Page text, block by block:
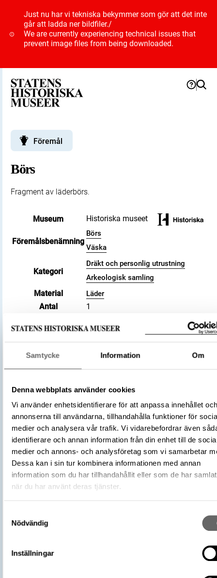
Samtycke Information Om
Denna webbplats använder cookies
Vi använder enhetsidentifierare för att anpassa innehållet och
annonserna till användarna, tillhandahålla funktioner för
medier och analysera vår trafik. Vi vidarebefordrar även
identifierare och annan information från din enhet till de
medier och annons- och analysföretag som vi samarbetar
Dessa kan i sin tur kombinera informationen med annan
information som du har tillhandahållit eller som de har
när du har använt deras tjänster.
Nödvändig
Inställningar
Just nu har vi tekniska bekymmer som gör att det inte
går att ladda ner bildfiler./
We are currently experiencing technical issues that
prevent image files from being downloaded.
Föremål
Börs
Fragment av läderbörs.
Museum Historiska museet
Föremålsbenämning
Börs
Väska
Kategori
Dräkt och personlig utrustning
Arkeologisk samling
Material Läder
Antal
1
Tidsperiod
Vikingatid
Föremålsnummer
469818_HST
Andra nummer
Undernummer: Bj 724
Historisk plats
Birka, Adelsö socken
Omnämns i katalog
Förvärvsmetod
KML
Förvärvsdatum
2000
Fyndplats
Plats: Björkö, Hemlanden, Fornlämning:
Kommun: Ekerö kommun, Landskap:
Land: Sverige
Arkeologisk kontext Kistgrav, Grav, Hög: 724
Undersökningsår
https://samlingar.shm.se/object/